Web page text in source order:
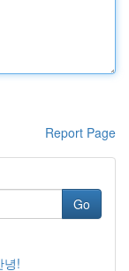
Report Page
Go
녕!